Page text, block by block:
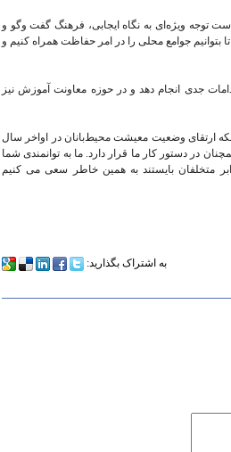
توجه ویژه‌ای به نگاه ایجابی، فرهنگ گفت وگو و
جوامع محلی را در امر حفاظت همراه کنیم و
جدی انجام دهد و در حوزه معاونت آموزش نیز
ارتقای وضعیت معیشت محیط‌بانان در اواخر سال
در دستور کار ما قرار دارد. ما به توانمندی شما
متخلفان بایستند به همین خاطر سعی می کنیم
به اشتراک بگذارید: